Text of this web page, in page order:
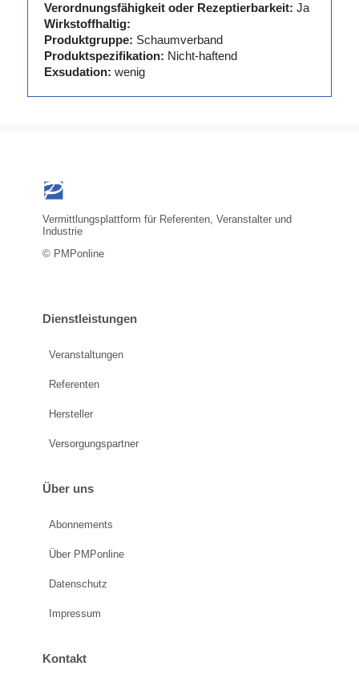
Verordnungsfähigkeit oder Rezeptierbarkeit: Ja
Wirkstoffhaltig:
Produktgruppe: Schaumverband
Produktspezifikation: Nicht-haftend
Exsudation: wenig
Vermittlungsplattform für Referenten, Veranstalter und
Industrie
© PMPonline
Dienstleistungen
Veranstaltungen
Referenten
Hersteller
Versorgungspartner
Über uns
Abonnements
Über PMPonline
Datenschutz
Impressum
Kontakt